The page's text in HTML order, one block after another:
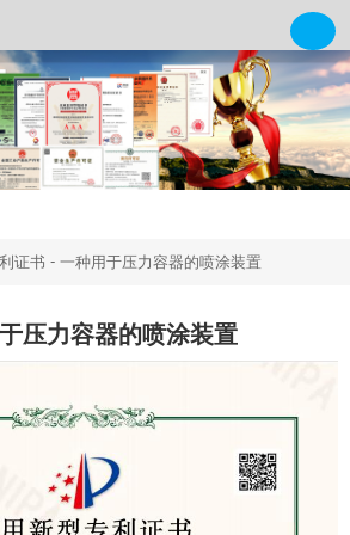
证书 - 一种用于压力容器的喷涂装置
压力容器的喷涂装置